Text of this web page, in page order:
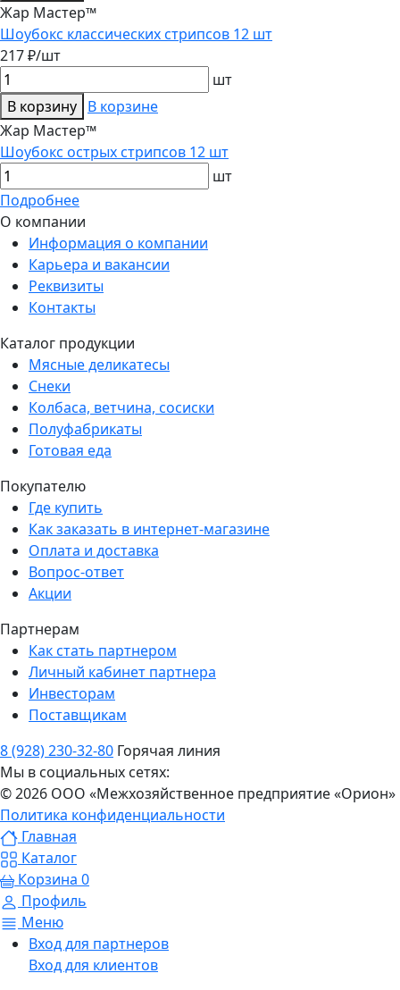
Жар Мастер™
Шоубокс классических стрипсов 12 шт
217 ₽/шт
шт
В корзину В корзине
Жар Мастер™
Шоубокс острых стрипсов 12 шт
шт
Подробнее
О компании
Информация о компании
Карьера и вакансии
Реквизиты
Контакты
Каталог продукции
Мясные деликатесы
Снеки
Колбаса, ветчина, сосиски
Полуфабрикаты
Готовая еда
Покупателю
Где купить
Как заказать в интернет-магазине
Оплата и доставка
Вопрос-ответ
Акции
Партнерам
Как стать партнером
Личный кабинет партнера
Инвесторам
Поставщикам
8 (928) 230-32-80 Горячая линия
Мы в социальных сетях:
© 2026 ООО «Межхозяйственное предприятие «Орион»
Политика конфиденциальности
Главная
Каталог
Корзина 0
Профиль
Меню
Вход для партнеров
Вход для клиентов